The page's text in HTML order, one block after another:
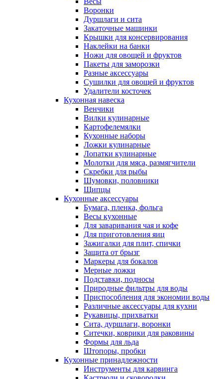
Воронки
Дуршлаги и сита
Закаточные машинки
Крышки для консервирования
Наклейки на банки
Ножи для овощей и фруктов
Пакеты для заморозки
Разные аксессуары
Сушилки для овощей и фруктов
Удалители косточек
Кухонная навеска
Венчики
Вилки кулинарные
Картофелемялки
Кухонные наборы
Ложки кулинарные
Лопатки кулинарные
Молотки для мяса, размягчители
Скребки для рыбы
Шумовки, половники
Щипцы
Кухонные аксессуары
Бумага, пленка, фольга
Весы кухонные
Для заваривания чая и кофе
Для приготовления яиц
Зажигалки для плит, спички
Защита от брызг
Маркеры для бокалов
Мерные ложки
Подставки, подносы
Природные фильтры для воды
Приспособления для экономии воды
Различные аксессуары для кухни
Рукавицы, прихватки
Сита, дуршлаги, воронки
Ситечки, коврики для раковины
Формы для льда
Штопоры, пробки
Кухонные принадлежности
Инструменты для карвинга